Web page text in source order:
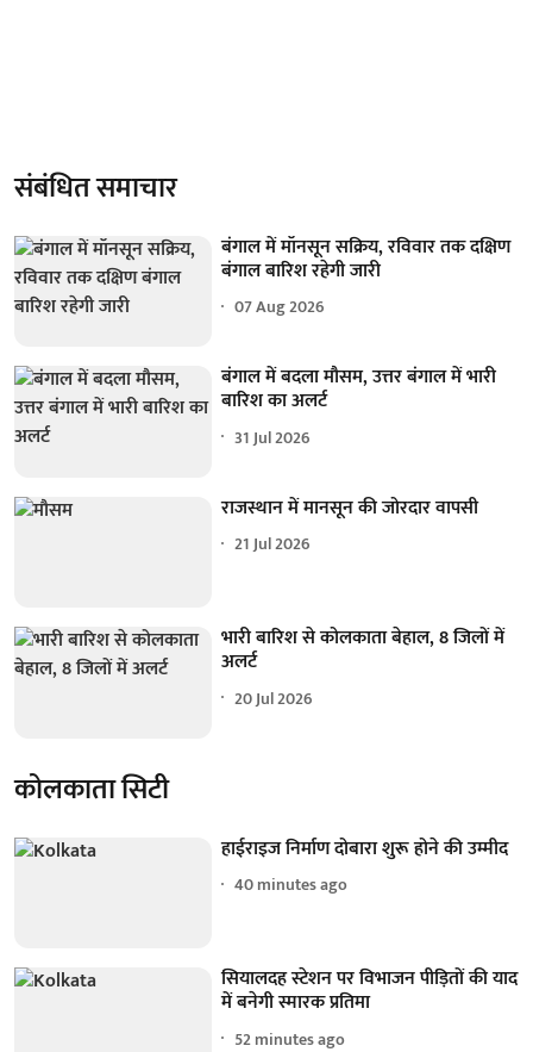
संबंधित समाचार
बंगाल में मॉनसून सक्रिय, रविवार तक दक्षिण
बंगाल बारिश रहेगी जारी
07 Aug 2026
बंगाल में बदला मौसम, उत्तर बंगाल में भारी
बारिश का अलर्ट
31 Jul 2026
राजस्थान में मानसून की जोरदार वापसी
21 Jul 2026
भारी बारिश से कोलकाता बेहाल, 8 जिलों में
अलर्ट
20 Jul 2026
कोलकाता सिटी
हाईराइज निर्माण दोबारा शुरू होने की उम्मीद
40 minutes ago
सियालदह स्टेशन पर विभाजन पीड़ितों की याद
में बनेगी स्मारक प्रतिमा
52 minutes ago